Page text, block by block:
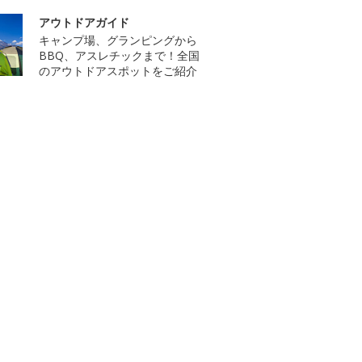
アウトドアガイド
キャンプ場、グランピングから
BBQ、アスレチックまで！全国
のアウトドアスポットをご紹介